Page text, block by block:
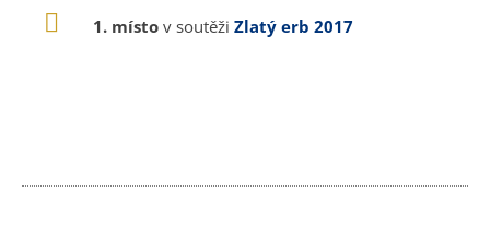
1. místo v soutěži Zlatý erb 2017